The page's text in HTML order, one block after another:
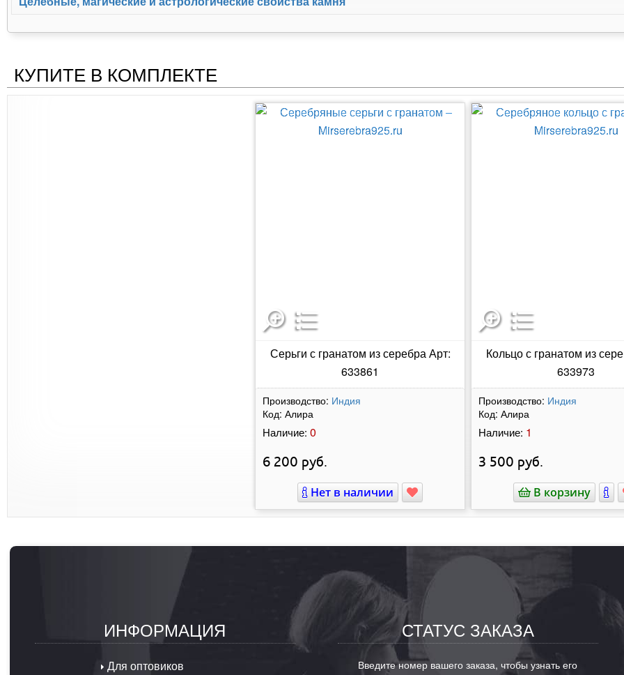
КУПИТЕ В КОМПЛЕКТЕ
Серьги с гранатом из серебра Арт:
633861
Производство: Индия
Код: Алира
Наличие: 0
6 200 руб.
Нет в наличии
Кольцо с гранатом из
633973
Производство: Индия
Код: Алира
Наличие: 1
3 500 руб.
В корзину
ИНФОРМАЦИЯ
Для оптовиков
СТАТУС ЗАКАЗА
Введите номер вашего заказа, чтобы узнать его